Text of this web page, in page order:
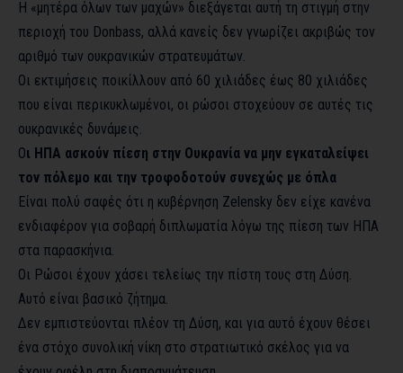
Η «μητέρα όλων των μαχών» διεξάγεται αυτή τη στιγμή στην
περιοχή του Donbass, αλλά κανείς δεν γνωρίζει ακριβώς τον
αριθμό των ουκρανικών στρατευμάτων.
Οι εκτιμήσεις ποικίλλουν από 60 χιλιάδες έως 80 χιλιάδες
που είναι περικυκλωμένοι, οι ρώσοι στοχεύουν σε αυτές τις
ουκρανικές δυνάμεις.
Οι ΗΠΑ ασκούν πίεση στην Ουκρανία να μην εγκαταλείψει
τον πόλεμο και την τροφοδοτούν συνεχώς με όπλα
Είναι πολύ σαφές ότι η κυβέρνηση Zelensky δεν είχε κανένα
ενδιαφέρον για σοβαρή διπλωματία λόγω της πίεση των ΗΠΑ
στα παρασκήνια.
Οι Ρώσοι έχουν χάσει τελείως την πίστη τους στη Δύση.
Αυτό είναι βασικό ζήτημα.
Δεν εμπιστεύονται πλέον τη Δύση, και για αυτό έχουν θέσει
ένα στόχο συνολική νίκη στο στρατιωτικό σκέλος για να